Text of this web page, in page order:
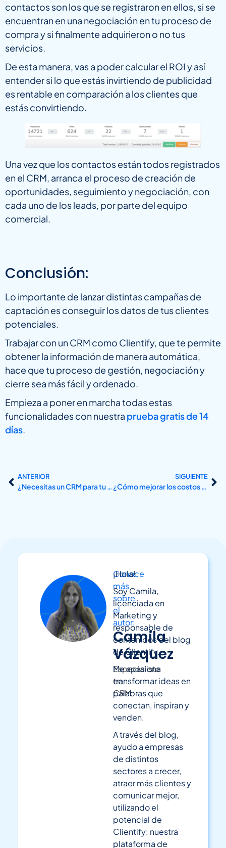
contactos son los que se registraron en ellos, si se
encuentran en una negociación en tu proceso de
compra y si finalmente adquirieron o no tus
servicios.
De esta manera, vas a poder calcular el ROI y así
entender si lo que estás invirtiendo de publicidad
es rentable en comparación a los clientes que
estás convirtiendo.
Una vez que los contactos están todos registrados
en el CRM, arranca el proceso de creación de
oportunidades, seguimiento y negociación, con
cada uno de los leads, por parte del equipo
comercial.
Conclusión:
Lo importante de lanzar distintas campañas de
captación es conseguir los datos de tus clientes
potenciales.
Trabajar con un CRM como Clientify, que te permite
obtener la información de manera automática,
hace que tu proceso de gestión, negociación y
cierre sea más fácil y ordenado.
Empieza a poner en marcha todas estas
funcionalidades con nuestra prueba gratis de 14
días.
ANTERIOR
¿Necesitas un CRM para tu estrategia de marketing educativo?
SIGUIENTE
¿Cómo mejorar los costos de tu centro educativo?
Conoce
más
sobre
el
autor:
Camila
Vázquez
Especialista
en
CRM
¡Hola!
Soy Camila,
licenciada en
Marketing y
responsable de
contenidos del blog
de Clientify.
Me apasiona
transformar ideas en
palabras que
conectan, inspiran y
venden.
A través del blog,
ayudo a empresas
de distintos
sectores a crecer,
atraer más clientes y
comunicar mejor,
utilizando el
potencial de
Clientify: nuestra
plataforma de